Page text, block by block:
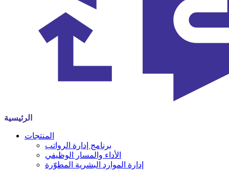
الرئيسية
المنتجات
برنامج إدارة الرواتب
الأداء والمسار الوظيفي
إدارة الموارد البشرية المطوّرة